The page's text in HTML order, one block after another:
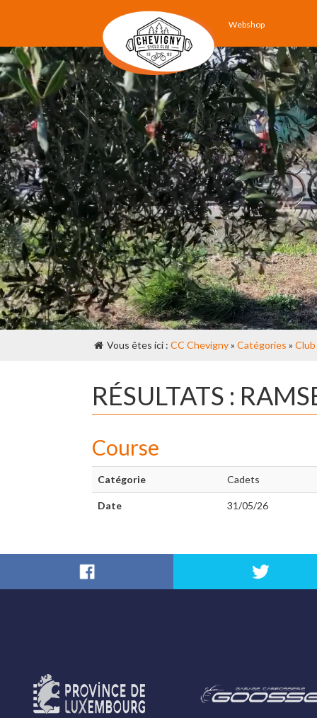
Webshop
Vous êtes ici : CC Chevigny» Catégories » Club
RÉSULTATS :
Course
Catégorie Cadets
Date 31/05/26